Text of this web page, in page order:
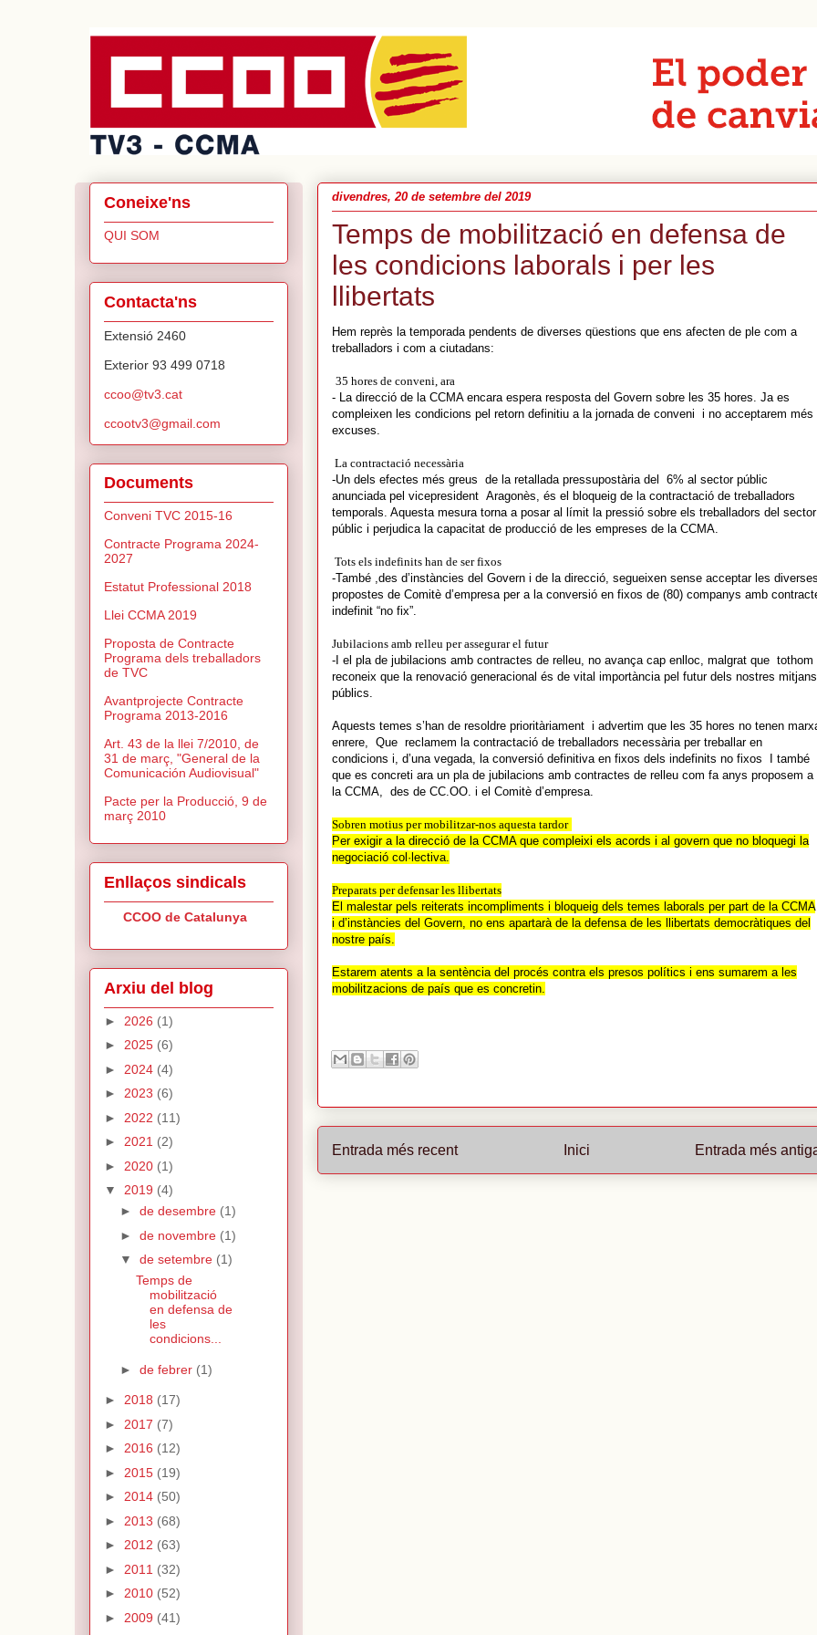
divendres, 20 de setembre del 2019
Temps de mobilització en defensa de
les condicions laborals i per les
llibertats
Hem reprès la temporada pendents de diverses qüestions que ens afecten de ple com a
treballadors i com a ciutadans:
35 hores de conveni, ara
- La direcció de la CCMA encara espera resposta del Govern sobre les 35 hores. Ja es
compleixen les condicions pel retorn definitiu a la jornada de conveni i no acceptarem més
excuses.
La contractació necessària
-Un dels efectes més greus de la retallada pressupostària del 6% al sector públic
anunciada pel vicepresident Aragonès, és el bloqueig de la contractació de treballadors
temporals. Aquesta mesura torna a posar al límit la pressió sobre els treballadors del sector
públic i perjudica la capacitat de producció de les empreses de la CCMA.
Tots els indefinits han de ser fixos
-També ,des d’instàncies del Govern i de la direcció, segueixen sense acceptar les diverses
propostes de Comitè d’empresa per a la conversió en fixos de (80) companys amb
indefinit “no fix”.
Jubilacions amb relleu per assegurar el futur
-I el pla de jubilacions amb contractes de relleu, no avança cap enlloc, malgrat que tothom
reconeix que la renovació generacional és de vital importància pel futur dels nostres mitjans
públics.
Aquests temes s’han de resoldre prioritàriament i advertim que les 35 hores no tenen
enrere, Que reclamem la contractació de treballadors necessària per treballar en
condicions i, d’una vegada, la conversió definitiva en fixos dels indefinits no fixos
I també
que es concreti ara un pla de jubilacions amb contractes de relleu com fa anys proposem a
la CCMA, des de CC.OO. i el Comitè d’empresa.
Sobren motius per mobilitzar-nos aquesta tardor
Per exigir a la direcció de la CCMA que compleixi els acords i al govern que no bloquegi la
negociació col·lectiva.
Preparats per defensar les llibertats
El malestar pels reiterats incompliments i bloqueig dels temes laborals per part de la CCMA
i d’instàncies del Govern, no ens apartarà de la defensa de les llibertats democràtiques del
nostre país.
Estarem atents a la sentència del procés contra els presos polítics i ens sumarem a les
mobilitzacions de país que es concretin.
Entrada més recent Entrada més
Inici
Coneixe'ns
QUI SOM
Contacta'ns
Extensió 2460
Exterior 93 499 0718
ccoo@tv3.cat
ccootv3@gmail.com
Documents
Conveni TVC 2015-16
Contracte Programa 2024-
2027
Estatut Professional 2018
Llei CCMA 2019
Proposta de Contracte
Programa dels treballadors
de TVC
Avantprojecte Contracte
Programa 2013-2016
Art. 43 de la llei 7/2010, de
31 de març, "General de la
Comunicación Audiovisual"
Pacte per la Producció, 9 de
març 2010
Enllaços sindicals
CCOO de Catalunya
Arxiu del blog
► 2026 (1)
► 2025 (6)
► 2024 (4)
► 2023 (6)
► 2022 (11)
► 2021 (2)
► 2020 (1)
▼ 2019 (4)
► de desembre (1)
► de novembre (1)
▼ de setembre (1)
Temps de
mobilització
en defensa de
les
condicions...
► de febrer (1)
► 2018 (17)
► 2017 (7)
► 2016 (12)
► 2015 (19)
► 2014 (50)
► 2013 (68)
► 2012 (63)
► 2011 (32)
► 2010 (52)
► 2009 (41)